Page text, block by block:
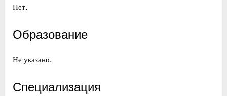
Нет.
Образование
Не указано.
Специализация